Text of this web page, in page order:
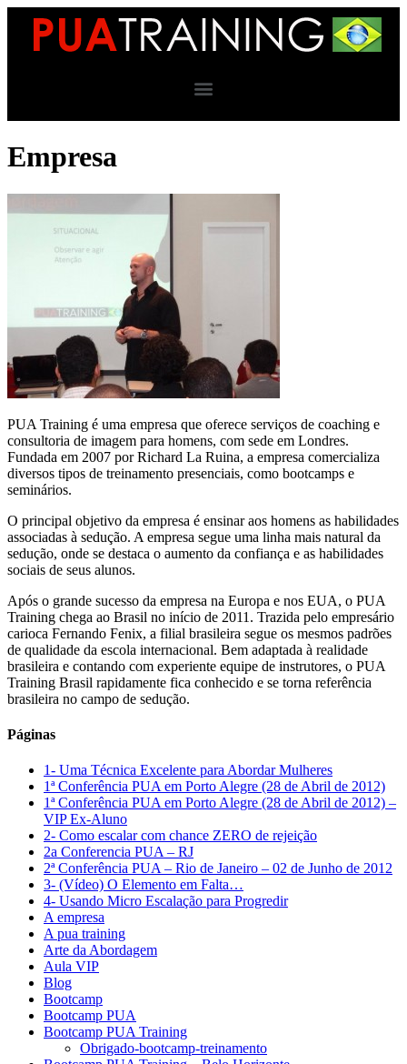
Empresa
PUA Training é uma empresa que oferece serviços de coaching e
consultoria de imagem para homens, com sede em Londres.
Fundada em 2007 por Richard La Ruina, a empresa comercializa
diversos tipos de treinamento presenciais, como bootcamps e
seminários.
O principal objetivo da empresa é ensinar aos homens as habilidades
associadas à sedução. A empresa segue uma linha mais natural da
sedução, onde se destaca o aumento da confiança e as habilidades
sociais de seus alunos.
Após o grande sucesso da empresa na Europa e nos EUA, o PUA
Training chega ao Brasil no início de 2011. Trazida pelo empresário
carioca Fernando Fenix, a filial brasileira segue os mesmos padrões
de qualidade da escola internacional. Bem adaptada à realidade
brasileira e contando com experiente equipe de instrutores, o PUA
Training Brasil rapidamente fica conhecido e se torna referência
brasileira no campo de sedução.
Páginas
1- Uma Técnica Excelente para Abordar Mulheres
1ª Conferência PUA em Porto Alegre (28 de Abril de 2012)
1ª Conferência PUA em Porto Alegre (28 de Abril de 2012) –
VIP Ex-Aluno
2- Como escalar com chance ZERO de rejeição
2a Conferencia PUA – RJ
2ª Conferência PUA – Rio de Janeiro – 02 de Junho de 2012
3- (Vídeo) O Elemento em Falta…
4- Usando Micro Escalação para Progredir
A empresa
A pua training
Arte da Abordagem
Aula VIP
Blog
Bootcamp
Bootcamp PUA
Bootcamp PUA Training
Obrigado-bootcamp-treinamento